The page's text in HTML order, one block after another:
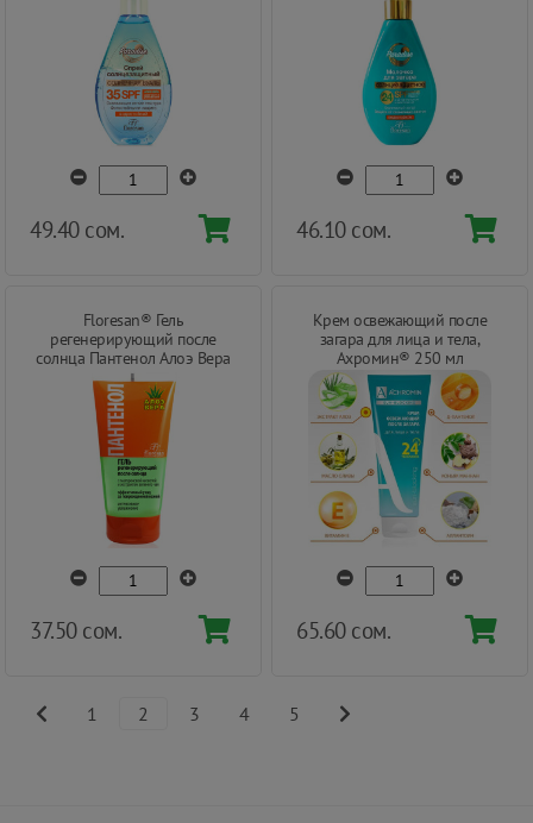
49.40 сом. 46.10 сом.
Floresan® Гель
регенерирующий после
солнца Пантенол Алоэ Вера
150 мл
37.50 сом.
Крем освежающий после
загара для лица и тела,
Ахромин® 250 мл
65.60 сом.
1 2 3 4 5